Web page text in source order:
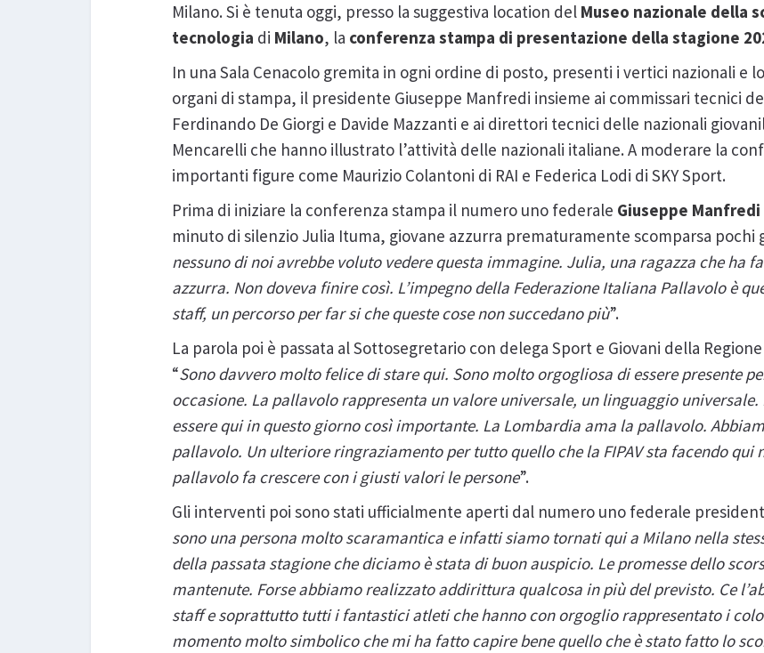
Milano. Si è tenuta oggi, presso la suggestiva location del Museo nazionale della
tecnologia di Milano, la conferenza stampa di presentazione della stagione
In una Sala Cenacolo gremita in ogni ordine di posto, presenti i vertici nazionali e
organi di stampa, il presidente Giuseppe Manfredi insieme ai commissari tecnici
Ferdinando De Giorgi e Davide Mazzanti e ai direttori tecnici delle nazionali
Mencarelli che hanno illustrato l’attività delle nazionali italiane. A moderare la
importanti figure come Maurizio Colantoni di RAI e Federica Lodi di SKY Sport.
Prima di iniziare la conferenza stampa il numero uno federale Giuseppe Manfredi
minuto di silenzio Julia Ituma, giovane azzurra prematuramente scomparsa pochi
nessuno di noi avrebbe voluto vedere questa immagine. Julia, una ragazza che ha
azzurra. Non doveva finire così. L’impegno della Federazione Italiana Pallavolo è
staff, un percorso per far si che queste cose non succedano più”.
La parola poi è passata al Sottosegretario con delega Sport e Giovani della
“Sono davvero molto felice di stare qui. Sono molto orgogliosa di essere presente
occasione. La pallavolo rappresenta un valore universale, un linguaggio universale.
essere qui in questo giorno così importante. La Lombardia ama la pallavolo.
pallavolo. Un ulteriore ringraziamento per tutto quello che la FIPAV sta facendo qui
pallavolo fa crescere con i giusti valori le persone”.
Gli interventi poi sono stati ufficialmente aperti dal numero uno federale
sono una persona molto scaramantica e infatti siamo tornati qui a Milano nella
della passata stagione che diciamo è stata di buon auspicio. Le promesse dello
mantenute. Forse abbiamo realizzato addirittura qualcosa in più del previsto. Ce
staff e soprattutto tutti i fantastici atleti che hanno con orgoglio rappresentato i
momento molto simbolico che mi ha fatto capire bene quello che è stato fatto lo